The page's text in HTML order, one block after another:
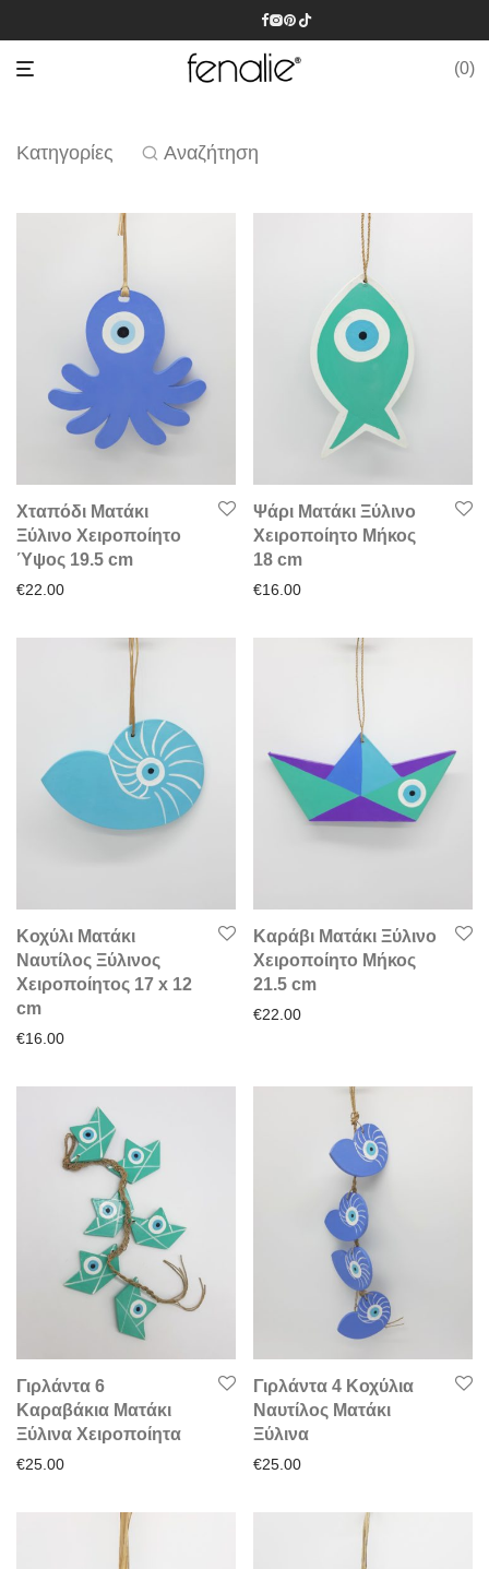
0
Κατηγορίες Αναζήτηση
Χταπόδι Ματάκι
Ξύλινο Χειροποίητο
Ύψος 19.5 cm
€22.00
Ψάρι Ματάκι Ξύλινο
Χειροποίητο Μήκος
18 cm
€16.00
Κοχύλι Ματάκι
Ναυτίλος Ξύλινος
Χειροποίητος 17 x 12
cm
€16.00
Καράβι Ματάκι Ξύλινο
Χειροποίητο Μήκος
21.5 cm
€22.00
Γιρλάντα 6
Καραβάκια Ματάκι
Ξύλινα Χειροποίητα
€25.00
Γιρλάντα 4 Κοχύλια
Ναυτίλος Ματάκι
Ξύλινα
€25.00